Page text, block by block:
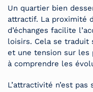
Un quartier bien
attractif. La proximité
d’échanges facilite
loisirs. Cela se traduit
et une tension sur les
à comprendre les
L’attractivité n’est